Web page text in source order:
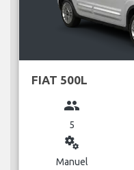
FIAT 500L
group
5
miscellaneous_services
Manuel